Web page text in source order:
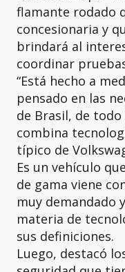
flamante rodado
concesionaria y
brindará al
coordinar
“Está hecho a
pensado en las
de Brasil, de todo
combina
típico de
Es un vehículo
de gama viene
muy demandado
materia de
sus definiciones.
Luego, destacó